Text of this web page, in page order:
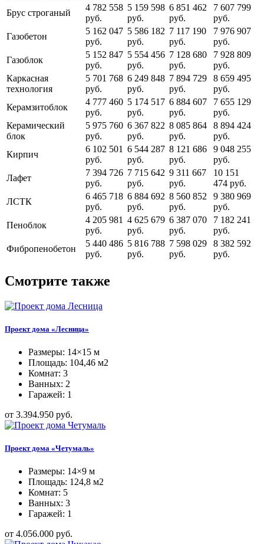
Брус строганый
4 782 558
руб.
5 159 598
руб.
6 851 462
руб.
7 607 799
руб.
Газобетон
5 162 047
руб.
5 586 182
руб.
7 117 190
руб.
7 976 907
руб.
Газоблок
5 152 847
руб.
5 554 456
руб.
7 128 680
руб.
7 928 809
руб.
Каркасная
технология
5 701 768
руб.
6 249 848
руб.
7 894 729
руб.
8 659 495
руб.
Керамзитоблок
4 777 460
руб.
5 174 517
руб.
6 884 607
руб.
7 655 129
руб.
Керамический
блок
5 975 760
руб.
6 367 822
руб.
8 085 864
руб.
8 894 424
руб.
Кирпич
6 102 501
руб.
6 544 287
руб.
8 121 686
руб.
9 048 255
руб.
Лафет
7 394 726
руб.
7 715 642
руб.
9 311 667
руб.
10 151
474 руб.
ЛСТК
6 465 718
руб.
6 884 692
руб.
8 560 852
руб.
9 380 969
руб.
Пеноблок
4 205 981
руб.
4 625 679
руб.
6 387 070
руб.
7 182 241
руб.
Фибропенобетон
5 440 486
руб.
5 816 788
руб.
7 598 029
руб.
8 382 592
руб.
Смотрите также
Проект дома «Лесница»
Размеры: 14×15 м
Площадь: 104,46 м2
Комнат: 3
Ванных: 2
Гаражей: 1
от 3.394.950 руб.
Проект дома «Четумаль»
Размеры: 14×9 м
Площадь: 124,8 м2
Комнат: 5
Ванных: 3
Гаражей: 1
от 4.056.000 руб.